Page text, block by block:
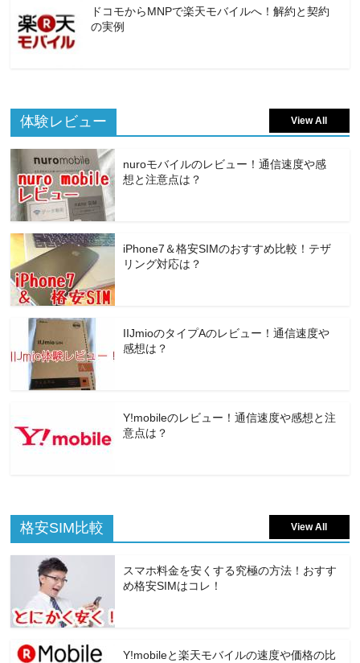
ドコモからMNPで楽天モバイルへ！解約と契約
の実例
体験レビュー View All
nuroモバイルのレビュー！通信速度や感
想と注意点は？
iPhone7＆格安SIMのおすすめ比較！テザ
リング対応は？
IIJmioのタイプAのレビュー！通信速度や
感想は？
Y!mobileのレビュー！通信速度や感想と注
意点は？
格安SIM比較 View All
スマホ料金を安くする究極の方法！おすす
め格安SIMはコレ！
Y!mobileと楽天モバイルの速度や価格の比